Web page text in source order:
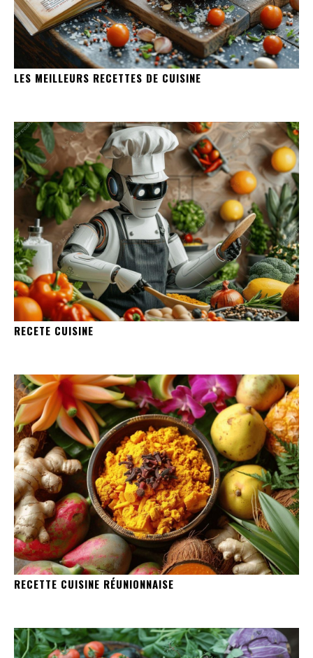
LES MEILLEURS RECETTES DE CUISINE
RECETE CUISINE
RECETTE CUISINE RÉUNIONNAISE